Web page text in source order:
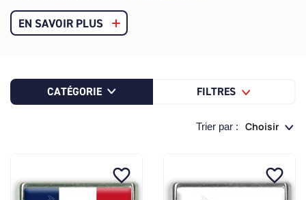
EN SAVOIR PLUS
CATÉGORIE FILTRES
Trier par : Choisir
favorite_border favorite_border